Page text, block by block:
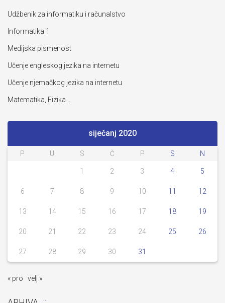
Udžbenik za informatiku i računalstvo
Informatika 1
Medijska pismenost
Učenje engleskog jezika na internetu
Učenje njemačkog jezika na internetu
Matematika, Fizika …
siječanj 2020
P U S Č P S N
1 2 3 4 5
6 7 8 9 10 11 12
13 14 15 16 17 18 19
20 21 22 23 24 25 26
27 28 29 30 31
« pro velj »